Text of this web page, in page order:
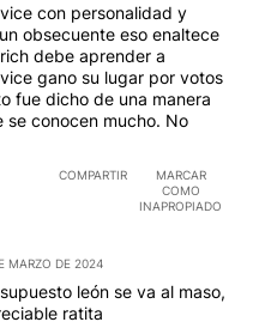
con personalidad y
obsecuente eso enaltece
debe aprender a
gano su lugar por votos
fue dicho de una manera
se conocen mucho. No
COMPARTIR
MARCAR
COMO
INAPROPIADO
MARZO DE 2024
león se va al maso,
ratita